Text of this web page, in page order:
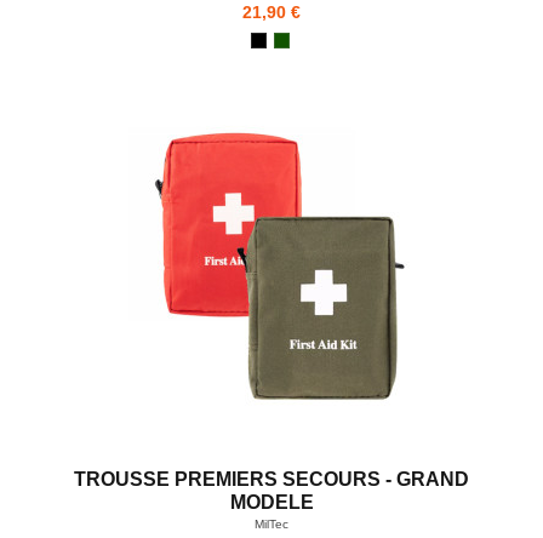
21,90 €
TROUSSE PREMIERS SECOURS - GRAND
MODELE
MilTec